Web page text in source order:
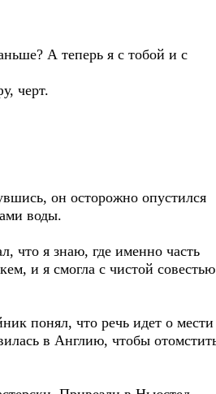
А теперь я с тобой и с
черт.
он осторожно опустился
воды.
что я знаю, где именно часть
и я смогла с чистой совестью
понял, что речь идет о мести
в Англию, чтобы